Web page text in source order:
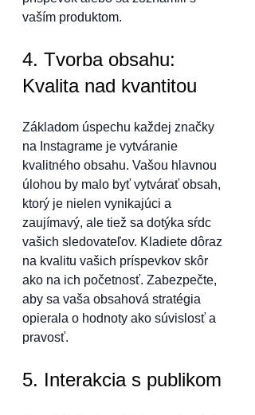
vaším produktom.
4. Tvorba obsahu:
Kvalita nad kvantitou
Základom úspechu každej značky
na Instagrame je vytváranie
kvalitného obsahu. Vašou hlavnou
úlohou by malo byť vytvárať obsah,
ktorý je nielen vynikajúci a
zaujímavý, ale tiež sa dotýka sŕdc
vašich sledovateľov. Kladiete dôraz
na kvalitu vašich príspevkov skôr
ako na ich početnosť. Zabezpečte,
aby sa vaša obsahová stratégia
opierala o hodnoty ako súvislosť a
pravosť.
5. Interakcia s publikom